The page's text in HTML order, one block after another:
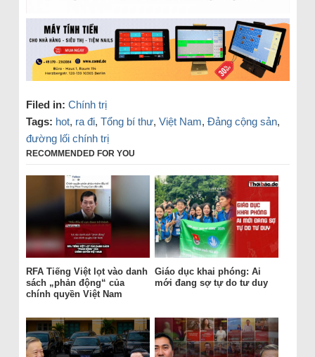
Filed in: Chính trị
Tags: hot, ra đi, Tổng bí thư, Việt Nam, Đảng cộng sản,
đường lối chính trị
RECOMMENDED FOR YOU
RFA Tiếng Việt lọt vào danh
sách „phản động“ của
chính quyền Việt Nam
Giáo dục khai phóng: Ai
mới đang sợ tự do tư duy